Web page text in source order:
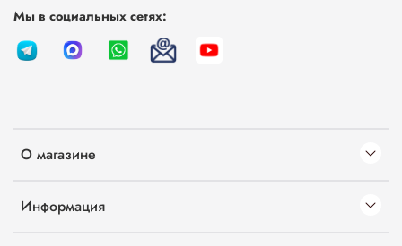
О магазине
Информация
Мы в социальных сетях: